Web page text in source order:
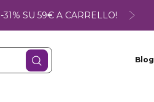
-31% SU 59€ A CARRELLO!
Blog